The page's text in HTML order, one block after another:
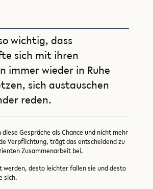
wichtig, dass
sich mit ihren
immer wieder in Ruhe
sich austauschen
reden.
Gespräche als Chance und nicht mehr
Verpflichtung, trägt das entscheidend zu
Zusammenarbeit bei.
werden, desto leichter fallen sie und desto
sich.